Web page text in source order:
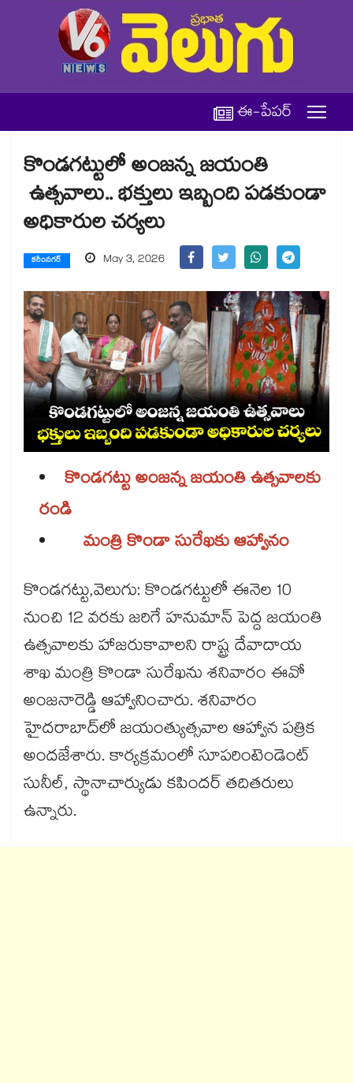
ఈ-పేపర్
కొండగట్టులో అంజన్న జయంతి
ఉత్సవాలు.. భక్తులు ఇబ్బంది పడకుండా
అధికారుల చర్యలు
కరీంనగర్ May 3, 2026
కొండగట్టు అంజన్న జయంతి ఉత్సవాలకు
రండి
మంత్రి కొండా సురేఖకు ఆహ్వానం
కొండగట్టు,వెలుగు: కొండగట్టులో ఈనెల 10
నుంచి 12 వరకు జరిగే హనుమాన్ పెద్ద జయంతి
ఉత్సవాలకు హాజరుకావాలని రాష్ట్ర దేవాదాయ
శాఖ మంత్రి కొండా సురేఖను శనివారం ఈవో
అంజనారెడ్డి ఆహ్వానించారు. శనివారం
హైదరాబాద్‌‌‌‌లో జయంత్యుత్సవాల ఆహ్వాన పత్రిక
అందజేశారు. కార్యక్రమంలో సూపరింటెండెంట్‌‌‌‌
సునీల్, స్థానాచార్యుడు కపిందర్ తదితరులు
ఉన్నారు.